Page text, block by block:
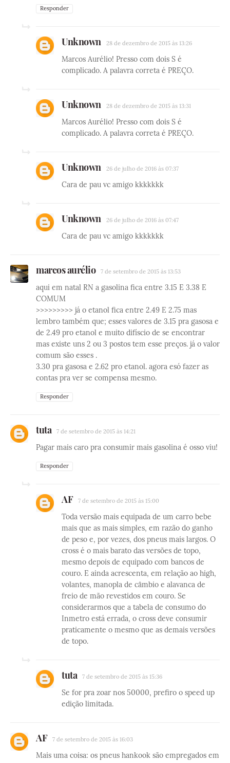
Responder
Unknown 28 de dezembro de 2015 às 13:26
Marcos Aurélio! Presso com dois S é
complicado. A palavra correta é PREÇO.
Unknown 28 de dezembro de 2015 às 13:31
Marcos Aurélio! Presso com dois S é
complicado. A palavra correta é PREÇO.
Unknown 26 de julho de 2016 às 07:37
Cara de pau vc amigo kkkkkkk
Unknown 26 de julho de 2016 às 07:47
Cara de pau vc amigo kkkkkkk
marcos aurélio 7 de setembro de 2015 às 13:53
aqui em natal RN a gasolina fica entre 3.15 E 3.38 E
COMUM
>>>>>>>>> já o etanol fica entre 2.49 E 2.75 mas
lembro também que; esses valores de 3.15 pra gasosa e
de 2.49 pro etanol e muito difíscio de se encontrar
mas existe uns 2 ou 3 postos tem esse preços. já o valor
comum são esses .
3.30 pra gasosa e 2.62 pro etanol. agora esó fazer as
contas pra ver se compensa mesmo.
Responder
tuta 7 de setembro de 2015 às 14:21
Pagar mais caro pra consumir mais gasolina é osso viu!
Responder
AF 7 de setembro de 2015 às 15:00
Toda versão mais equipada de um carro bebe
mais que as mais simples, em razão do ganho
de peso e, por vezes, dos pneus mais largos. O
cross é o mais barato das versões de topo,
mesmo depois de equipado com bancos de
couro. E ainda acrescenta, em relação ao high,
volantes, manopla de câmbio e alavanca de
freio de mão revestidos em couro. Se
considerarmos que a tabela de consumo do
Inmetro está errada, o cross deve consumir
praticamente o mesmo que as demais versões
de topo.
tuta 7 de setembro de 2015 às 15:36
Se for pra zoar nos 50000, prefiro o speed up
edição limitada.
AF 7 de setembro de 2015 às 16:03
Mais uma coisa: os pneus hankook são empregados em